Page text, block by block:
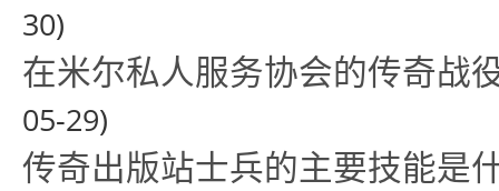
30)
在米尔私人服务协会的传奇战
05-29)
传奇出版站士兵的主要技能是